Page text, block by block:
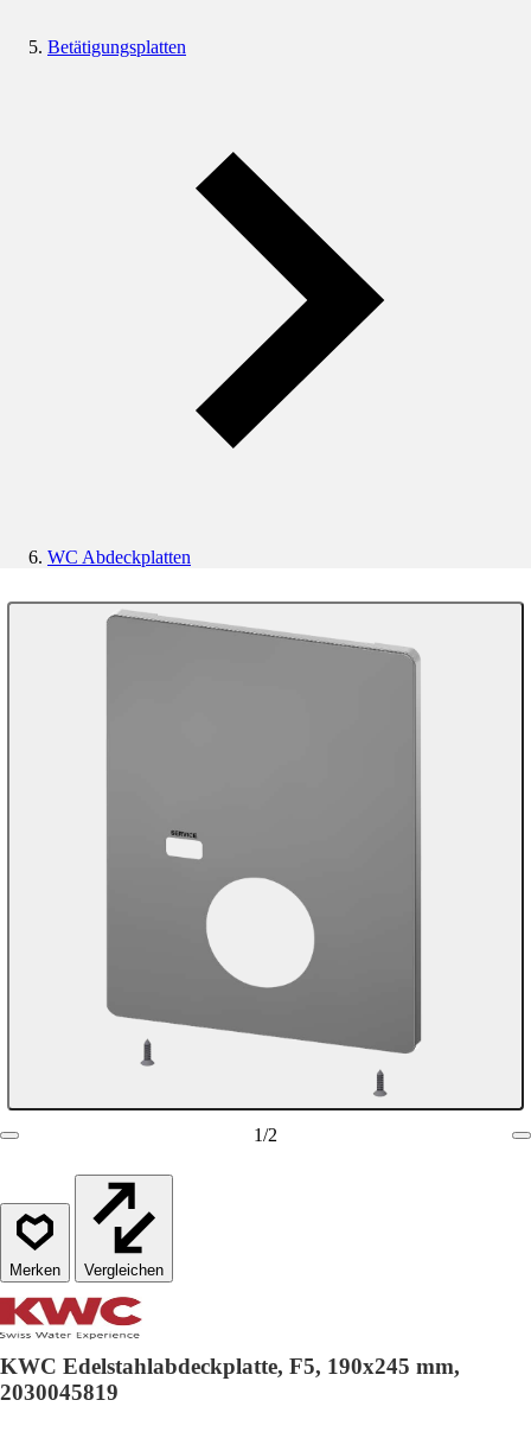
Betätigungsplatten
WC Abdeckplatten
1/2
Vergleichen
KWC Edelstahlabdeckplatte, F5, 190x245 mm,
2030045819